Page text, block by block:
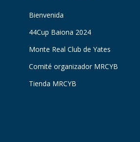
Bienvenida
44Cup Baiona 2024
Monte Real Club de Yates
Comité organizador MRCYB
Tienda MRCYB